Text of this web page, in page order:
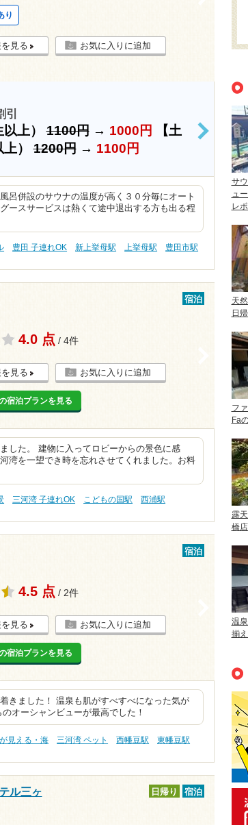
り
見る お気に入りに追加
以上）1100円→ 1000円
【土
上）1200円→ 1100円
>
呂併設のサウナの温度が高く３０分毎にオート
ースサービスは熱くて途中退出する方も出る程
豊田 子連れOK 新上挙母駅 上挙母駅
豊田市駅
宿泊
4.0 点 / 4件
見る お気に入りに追加
宿泊プランを見る
した。 建物に入ってロビーからの景色に感
湾を一望でき時を忘れさせてくれました。お料
三河湾 子連れOK こどもの国駅
西浦駅
宿泊
4.5 点 / 2件
見る お気に入りに追加
宿泊プランを見る
きました！ 温泉も肌がすべすべになった気が
オーシャンビューが最高でした！
見える・海 三河湾 ペット 西幡豆駅
東幡豆駅
ル三ヶ
日帰り 宿泊
サ
ュ
レ
天
日
フ
Fa
露
橋
温
揃